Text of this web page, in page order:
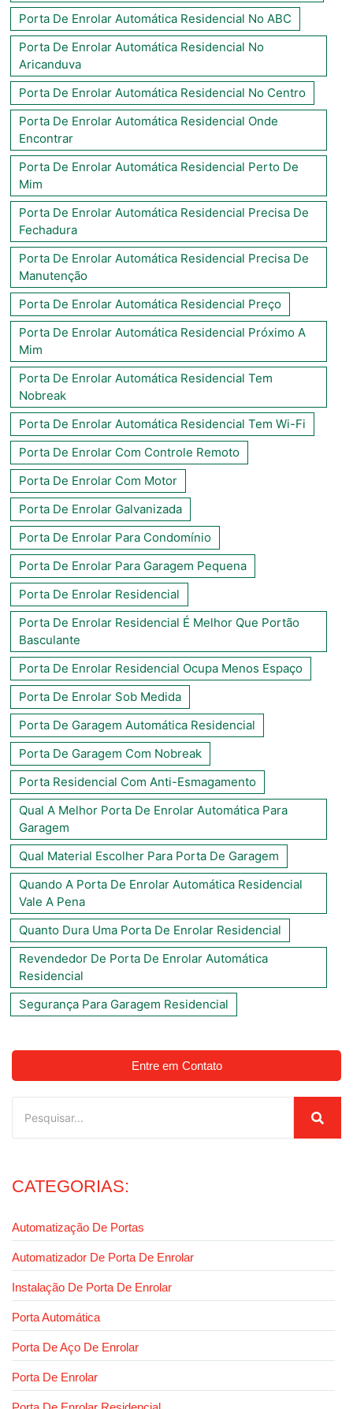
Porta De Enrolar Automática Residencial No ABC
Porta De Enrolar Automática Residencial No
Aricanduva
Porta De Enrolar Automática Residencial No Centro
Porta De Enrolar Automática Residencial Onde
Encontrar
Porta De Enrolar Automática Residencial Perto De
Mim
Porta De Enrolar Automática Residencial Precisa De
Fechadura
Porta De Enrolar Automática Residencial Precisa De
Manutenção
Porta De Enrolar Automática Residencial Preço
Porta De Enrolar Automática Residencial Próximo A
Mim
Porta De Enrolar Automática Residencial Tem
Nobreak
Porta De Enrolar Automática Residencial Tem Wi-Fi
Porta De Enrolar Com Controle Remoto
Porta De Enrolar Com Motor
Porta De Enrolar Galvanizada
Porta De Enrolar Para Condomínio
Porta De Enrolar Para Garagem Pequena
Porta De Enrolar Residencial
Porta De Enrolar Residencial É Melhor Que Portão
Basculante
Porta De Enrolar Residencial Ocupa Menos Espaço
Porta De Enrolar Sob Medida
Porta De Garagem Automática Residencial
Porta De Garagem Com Nobreak
Porta Residencial Com Anti-Esmagamento
Qual A Melhor Porta De Enrolar Automática Para
Garagem
Qual Material Escolher Para Porta De Garagem
Quando A Porta De Enrolar Automática Residencial
Vale A Pena
Quanto Dura Uma Porta De Enrolar Residencial
Revendedor De Porta De Enrolar Automática
Residencial
Segurança Para Garagem Residencial
Entre em Contato
CATEGORIAS:
Automatização De Portas
Automatizador De Porta De Enrolar
Instalação De Porta De Enrolar
Porta Automática
Porta De Aço De Enrolar
Porta De Enrolar